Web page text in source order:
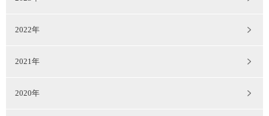
2022年
2021年
2020年